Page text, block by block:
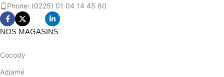
Phone: (0225) 01 04 14 45 60
NOS MAGASINS
Cocody
Adjamé